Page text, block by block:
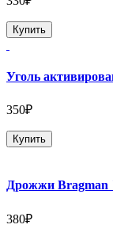
Купить
Уголь
350₽
Купить
Дрожжи Bragman
380₽